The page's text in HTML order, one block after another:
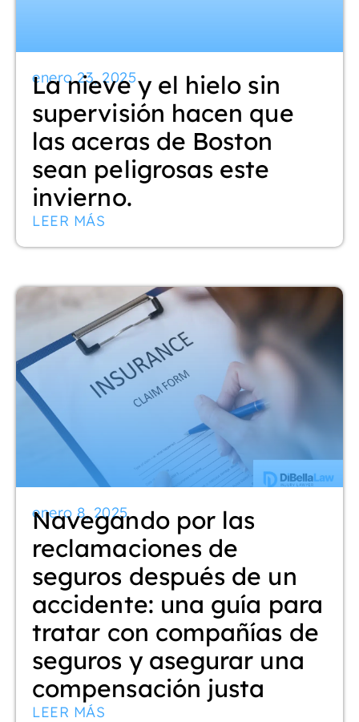
enero 23, 2025
La nieve y el hielo sin
supervisión hacen que
las aceras de Boston
sean peligrosas este
invierno.
LEER MÁS
enero 8, 2025
Navegando por las
reclamaciones de
seguros después de un
accidente: una guía para
tratar con compañías de
seguros y asegurar una
compensación justa
LEER MÁS